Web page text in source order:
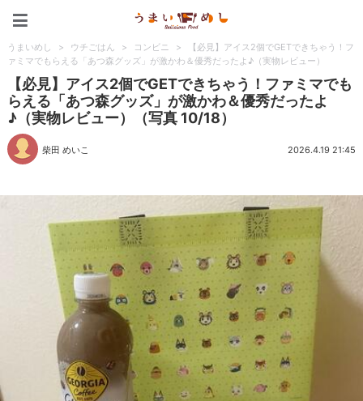
うまいめし > ウチごはん > コンビニ >
【必見】アイス2個でGETできちゃう！フ
ァミマでもらえる「あつ森グッズ」が激かわ＆優秀だったよ♪（実物レビュー）
【必見】アイス2個でGETできちゃう！ファミマでも
らえる「あつ森グッズ」が激かわ＆優秀だったよ
♪（実物レビュー）（写真 10/18）
柴田 めいこ 2026.4.19 21:45